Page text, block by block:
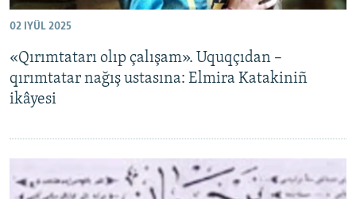
02 IYÜL 2025
«Qırımtatarı olıp çalışam». Uquqçıdan –
qırımtatar nağış ustasına: Elmira Katakiniñ
ikâyesi